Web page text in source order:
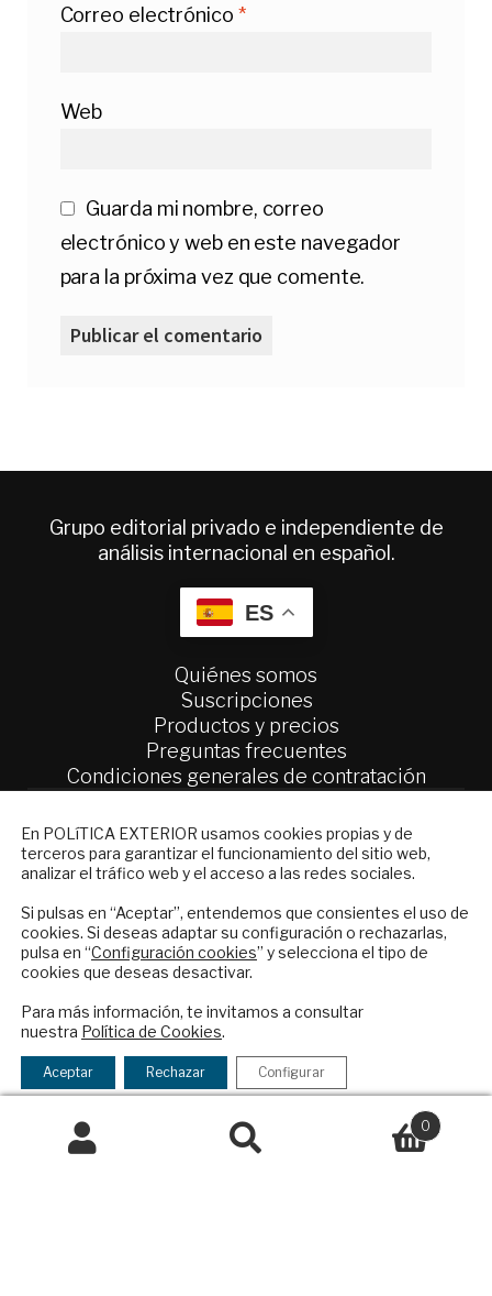
Correo electrónico *
Web
Guarda mi nombre, correo
electrónico y web en este navegador
para la próxima vez que comente.
Grupo editorial privado e independiente de
análisis internacional en español.
ES
Quiénes somos
Suscripciones
Productos y precios
Preguntas frecuentes
Condiciones generales de contratación
Colaboraciones
Publicidad
Contacto
Política Exterior
Informe Semanal de Política Exterior
Afkar/Ideas
© 2026 - Fundación Análisis de Política
Exterior. Todos los derechos reservados
Legal| Política de Privacidad y de Cookies
Buscar
0
Financiado por el Programa KIT Digital. Plan de
En POLíTICA EXTERIOR usamos cookies propias y de
terceros para garantizar el funcionamiento del sitio web,
analizar el tráfico web y el acceso a las redes sociales.
Si pulsas en “Aceptar”, entendemos que consientes el uso de
cookies. Si deseas adaptar su configuración o rechazarlas,
pulsa en “Configuración cookies” y selecciona el tipo de
cookies que deseas desactivar.
Para más información, te invitamos a consultar
nuestra Política de Cookies.
Aceptar Rechazar Configurar
NEWSLETTER
Suscríbase a nuestro boletín electrónico y
reciba en su correo el mejor análisis
internacional en español.
Checkbox
acepto
la
política
de
política de privacidad